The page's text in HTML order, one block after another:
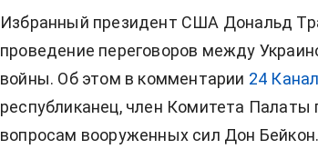
Избранный президент США Дональд
проведение переговоров между
войны. Об этом в комментарии 24
республиканец, член Комитета
вопросам вооруженных сил Дон Бейкон.